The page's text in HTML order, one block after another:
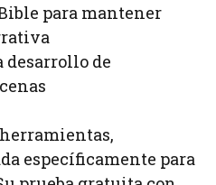
para mantener
desarrollo de
específicamente para